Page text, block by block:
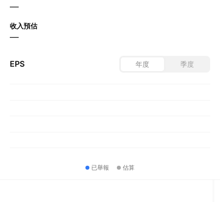
—
收入預估
—
EPS 年度 季度
已舉報 估算